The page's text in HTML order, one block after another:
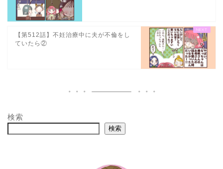
【第512話】不妊治療中に夫が不倫をし
ていたら②
検索
検索